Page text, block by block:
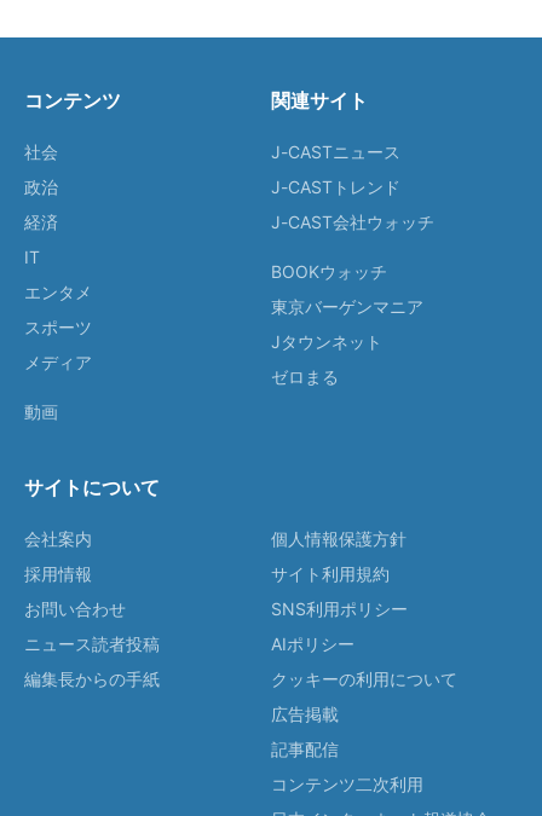
コンテンツ
社会
政治
経済
IT
エンタメ
スポーツ
メディア
動画
関連サイト
J-CASTニュース
J-CASTトレンド
J-CAST会社ウォッチ
BOOKウォッチ
東京バーゲンマニア
Jタウンネット
ゼロまる
サイトについて
会社案内
採用情報
お問い合わせ
ニュース読者投稿
編集長からの手紙
個人情報保護方針
サイト利用規約
SNS利用ポリシー
AIポリシー
クッキーの利用について
広告掲載
記事配信
コンテンツ二次利用